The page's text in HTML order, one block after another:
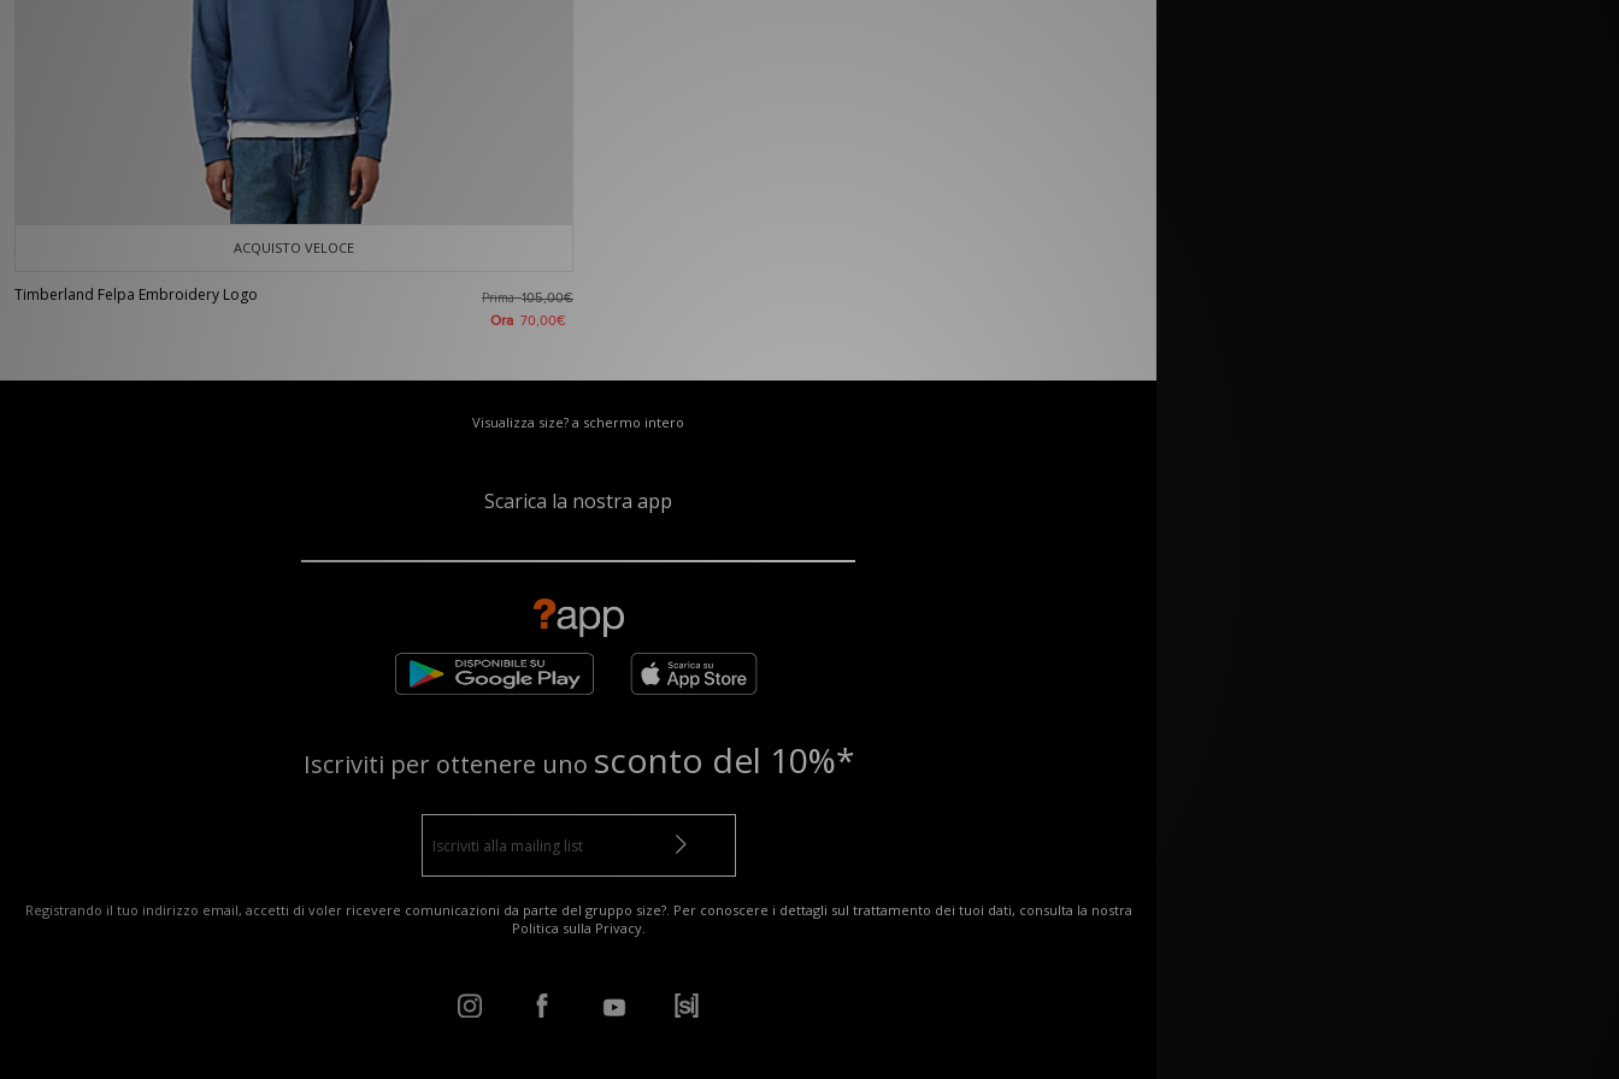
ACQUISTO VELOCE
Timberland Felpa Embroidery Logo Prima105,00€
Ora 70,00€
Visualizza size? a schermo intero
Scarica la nostra app
Iscriviti per ottenere uno sconto del 10%*
Registrando il tuo indirizzo email, accetti di voler ricevere comunicazioni da parte del gruppo size?. Per conoscere i dettagli sul trattamento dei tuoi dati, consulta la nostra
Politica sulla Privacy.